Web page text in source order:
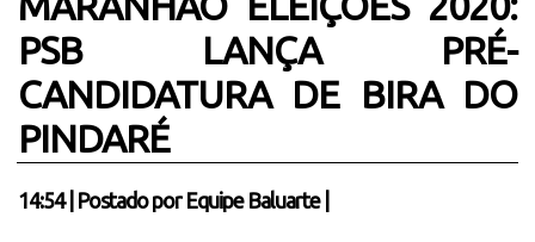
PSB LANÇA PRÉ-
CANDIDATURA DE BIRA DO
PINDARÉ
14:54| Postado por Equipe Baluarte